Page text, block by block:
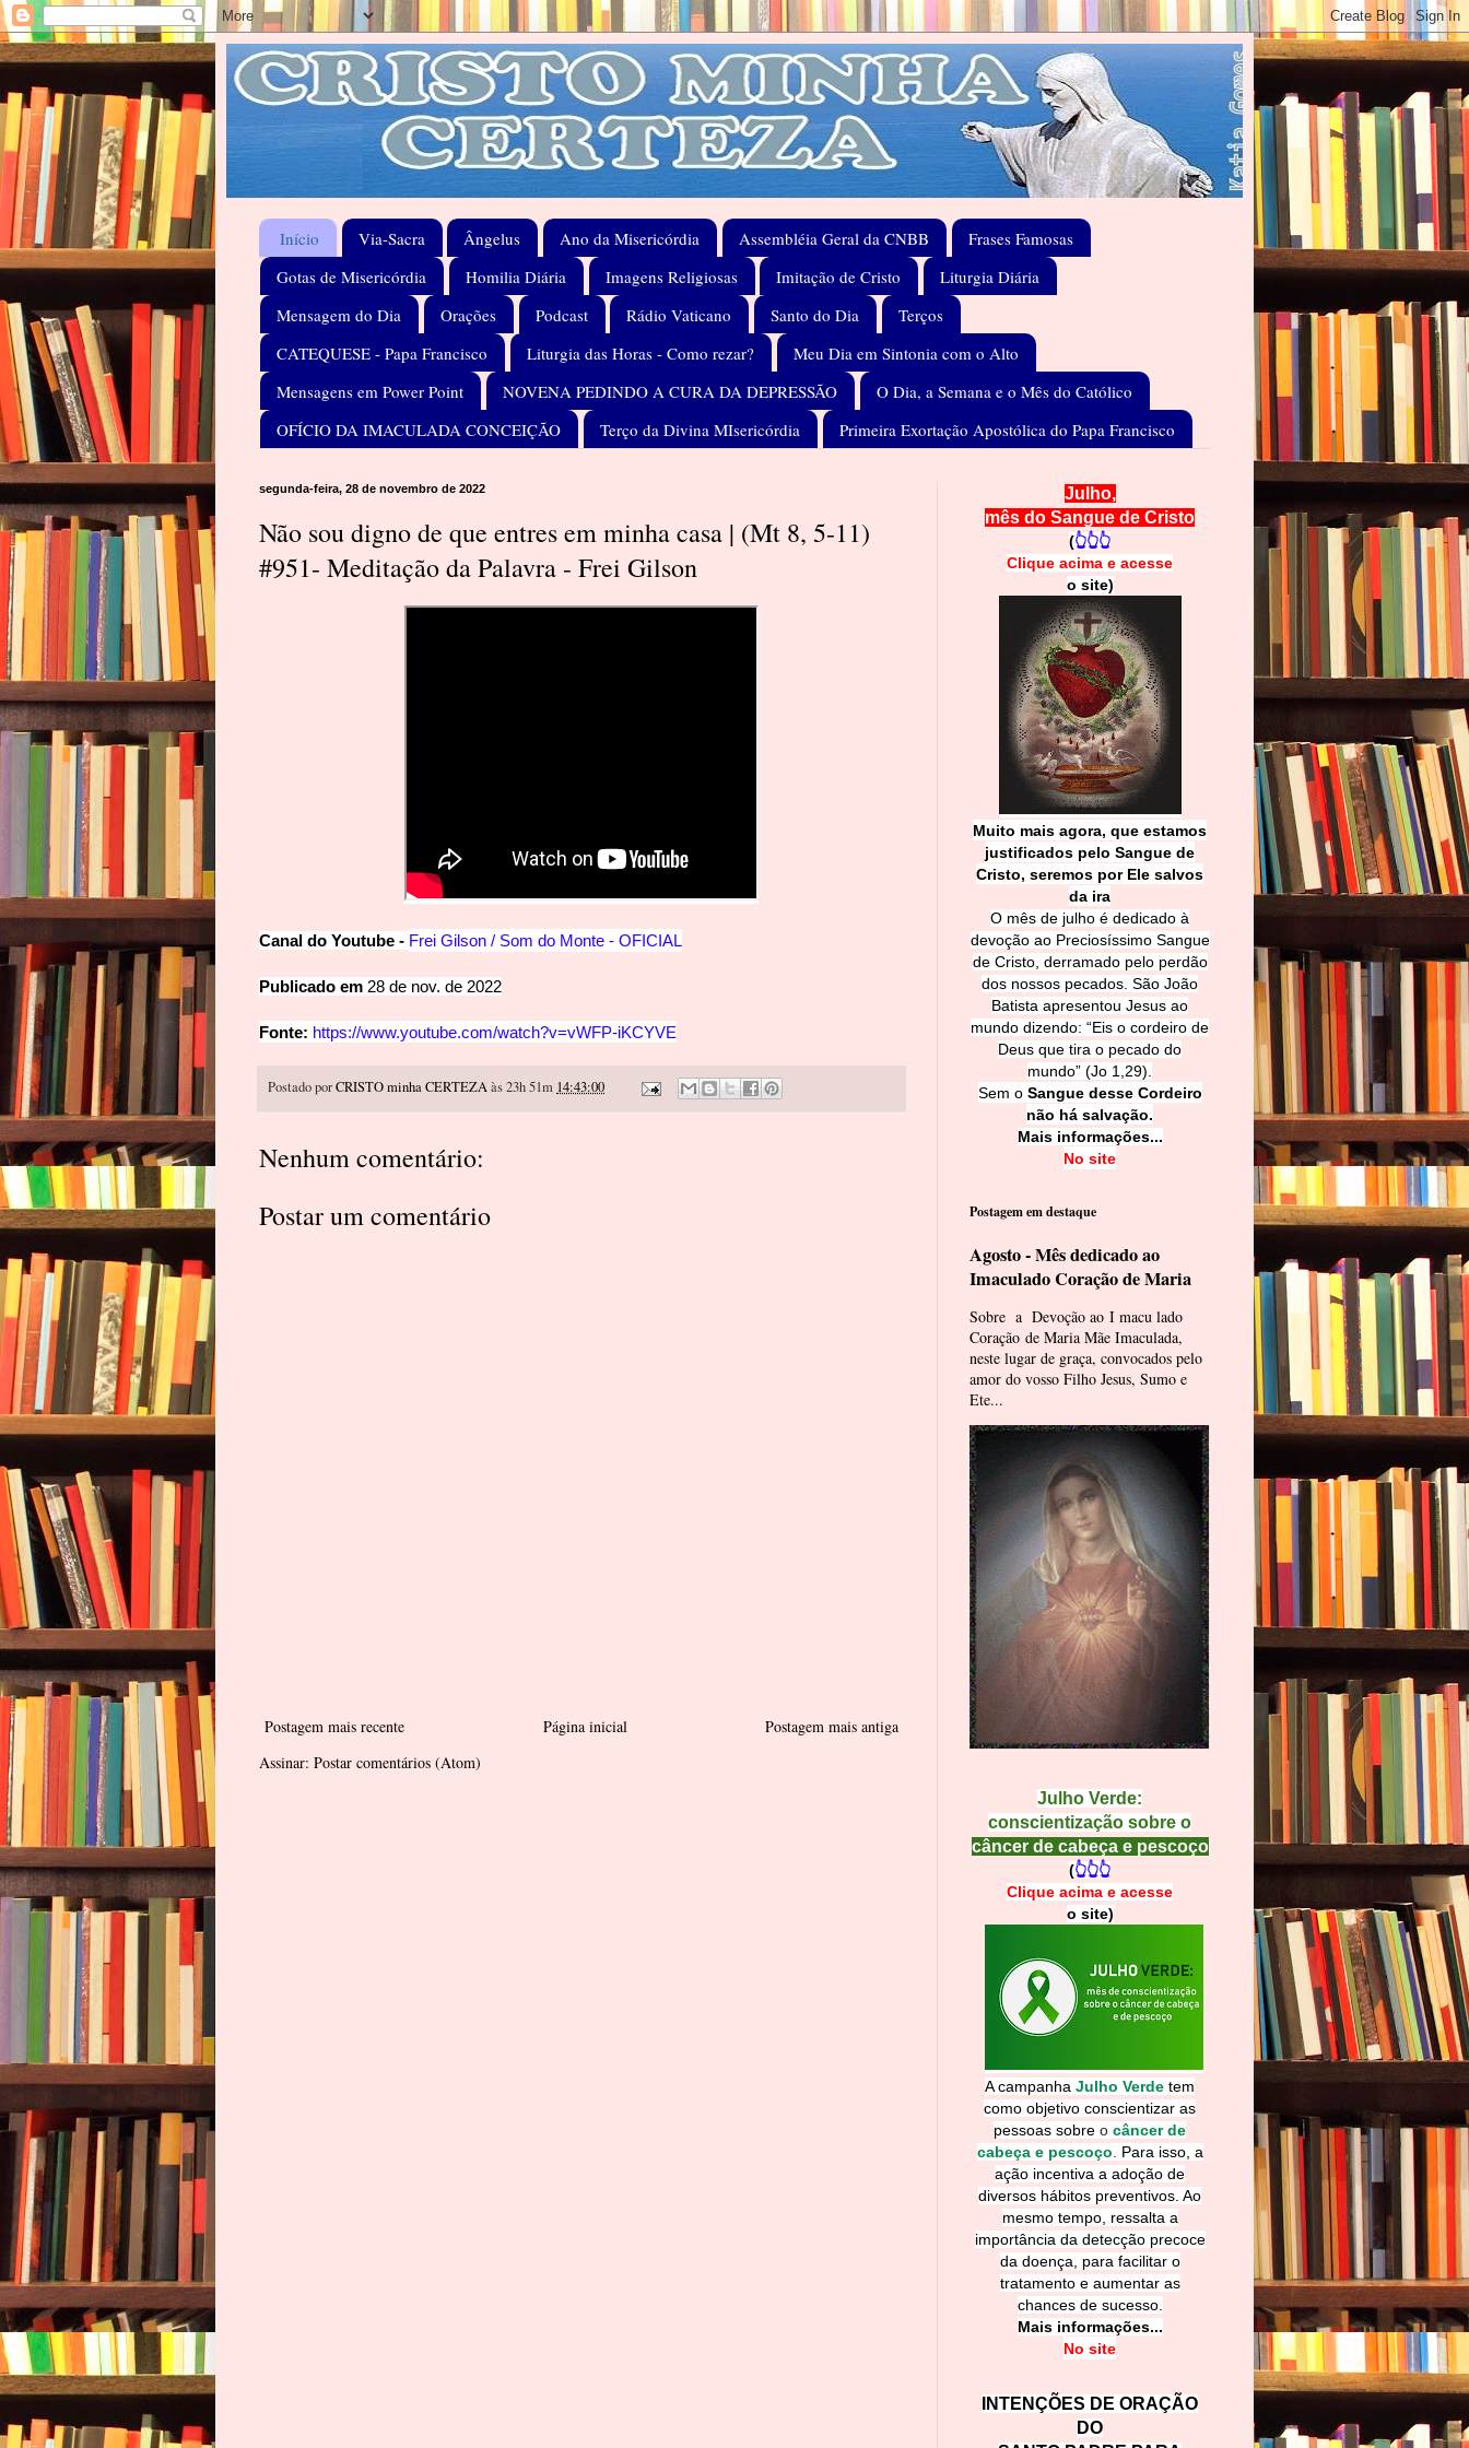
Início Via-Sacra Ângelus Ano da Misericórdia Assembléia Geral da CNBB
Frases Famosas
Gotas de Misericórdia
Homilia Diária Imagens Religiosas Imitação de Cristo
Liturgia Diária
Mensagem do Dia
Orações Podcast Rádio Vaticano Santo do Dia
Terços
CATEQUESE - Papa Francisco
Liturgia das Horas - Como rezar?
Meu Dia em Sintonia com o Alto
Mensagens em Power Point
NOVENA PEDINDO A CURA DA DEPRESSÃO
O Dia, a Semana e o Mês do Católico
OFÍCIO DA IMACULADA CONCEIÇÃO
Terço da Divina MIsericórdia Primeira Exortação Apostólica do Papa Francisco
segunda-feira, 28 de novembro de 2022
Não sou digno de que entres em minha casa | (Mt 8, 5-11)
#951- Meditação da Palavra - Frei Gilson
Canal do Youtube - Frei Gilson / Som do Monte - OFICIAL
Publicado em 28 de nov. de 2022
Fonte: https://www.youtube.com/watch?v=vWFP-iKCYVE
Postado porCRISTO minha CERTEZAàs 23h 51m 14:43:00
Nenhum comentário:
Postar um comentário
Postagem mais recente Postagem mais antiga
Página inicial
Assinar: Postar comentários (Atom)
Julho,
mês do Sangue de Cristo
(👆👆👆
Clique acima e acesse
o site)
Muito mais agora, que estamos
justificados pelo Sangue de
Cristo, seremos por Ele salvos
da ira
O mês de julho é dedicado à
devoção ao Preciosíssimo Sangue
de Cristo, derramado pelo perdão
dos nossos pecados. São João
Batista apresentou Jesus ao
mundo dizendo: “Eis o cordeiro de
Deus que tira o pecado do
mundo” (Jo 1,29).
Sem o Sangue desse Cordeiro
não há salvação.
Mais informações...
No site
Postagem em destaque
Agosto - Mês dedicado ao
Imaculado Coração de Maria
Sobre a Devoção ao I macu lado
Coração de Maria Mãe Imaculada,
neste lugar de graça, convocados pelo
amor do vosso Filho Jesus, Sumo e
Ete...
Julho Verde:
conscientização sobre o
câncer de cabeça e pescoço
(👆👆👆
Clique acima e acesse
o site)
A campanha Julho Verde tem
como objetivo conscientizar as
pessoas sobre o câncer de
cabeça e pescoço
Para isso, a
ação incentiva a adoção de
diversos hábitos preventivos. Ao
mesmo tempo, ressalta a
importância da detecção precoce
da doença, para facilitar o
tratamento e aumentar as
chances de sucesso.
Mais informações...
No site
INTENÇÕES DE ORAÇÃO
DO